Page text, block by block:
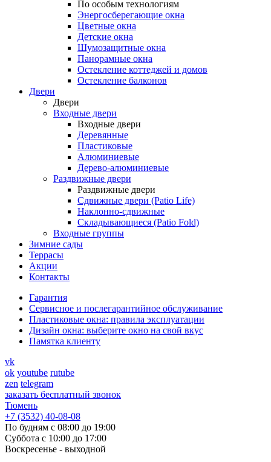
По особым технологиям
Энергосберегающие окна
Цветные окна
Детские окна
Шумозащитные окна
Панорамные окна
Остекление коттеджей и домов
Остекление балконов
Двери
Двери
Входные двери
Входные двери
Деревянные
Пластиковые
Алюминиевые
Дерево-алюминиевые
Раздвижные двери
Раздвижные двери
Сдвижные двери (Patio Life)
Наклонно-сдвижные
Складывающиеся (Patio Fold)
Входные группы
Зимние сады
Террасы
Акции
Контакты
Гарантия
Cервисное и послегарантийное обслуживание
Пластиковые окна: правила эксплуатации
Дизайн окна: выберите окно на свой вкус
Памятка клиенту
vk
ok youtube rutube
zen telegram
заказать бесплатный звонок
Тюмень
+7 (3532) 40-08-08
По будням с 08:00 до 19:00
Суббота с 10:00 до 17:00
Воскресенье - выходной